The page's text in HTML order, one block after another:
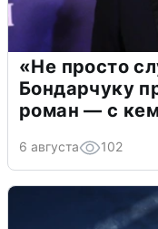
«Не просто
Бондарчуку
роман — с
6 августа 102